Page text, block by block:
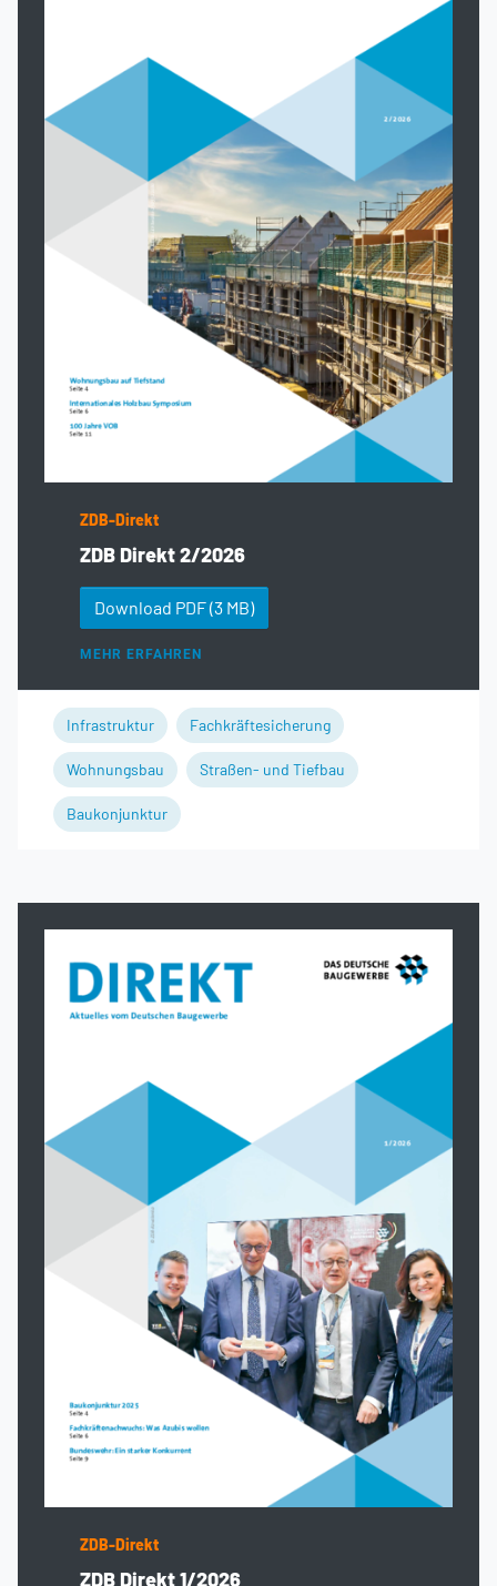
ZDB-Direkt
ZDB Direkt 2/2026
Download PDF(3 MB)
MEHR ERFAHREN
Infrastruktur Fachkräftesicherung
Wohnungsbau Straßen- und Tiefbau
Baukonjunktur
ZDB-Direkt
ZDB Direkt 1/2026